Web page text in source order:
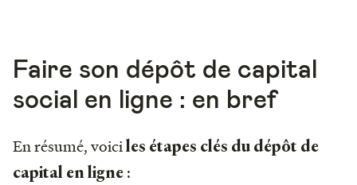
Faire son dépôt de capital
social en ligne : en bref
En résumé, voiciles étapes clés du dépôt de
capital en ligne :